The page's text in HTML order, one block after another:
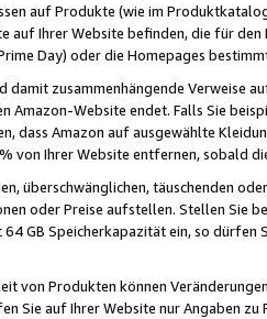
auf Produkte (wie im
auf Ihrer Website befinden, die für
Day) oder die Homepages
damit zusammenhängende
Amazon-Website endet. Falls Sie
dass Amazon auf ausgewählte
von Ihrer Website entfernen, sobald
überschwänglichen, täuschenden
oder Preise aufstellen. Stellen Sie
GB Speicherkapazität ein, so dürfen
von Produkten können
Sie auf Ihrer Website nur Angaben